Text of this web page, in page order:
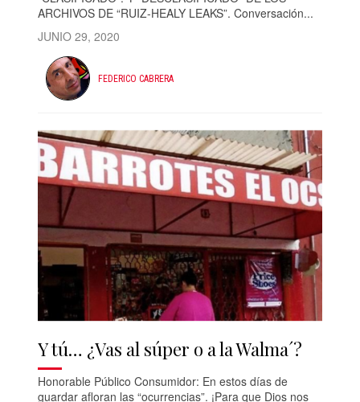
ARCHIVOS DE “RUIZ-HEALY LEAKS”. Conversación...
JUNIO 29, 2020
FEDERICO CABRERA
Y tú… ¿Vas al súper o a la Walma´?
Honorable Público Consumidor: En estos días de
guardar afloran las “ocurrencias”. ¡Para que Dios nos